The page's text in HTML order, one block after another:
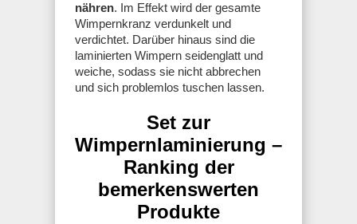
nähren. Im Effekt wird der gesamte
Wimpernkranz verdunkelt und
verdichtet. Darüber hinaus sind die
laminierten Wimpern seidenglatt und
weiche, sodass sie nicht abbrechen
und sich problemlos tuschen lassen.
Set zur
Wimpernlaminierung –
Ranking der
bemerkenswerten
Produkte